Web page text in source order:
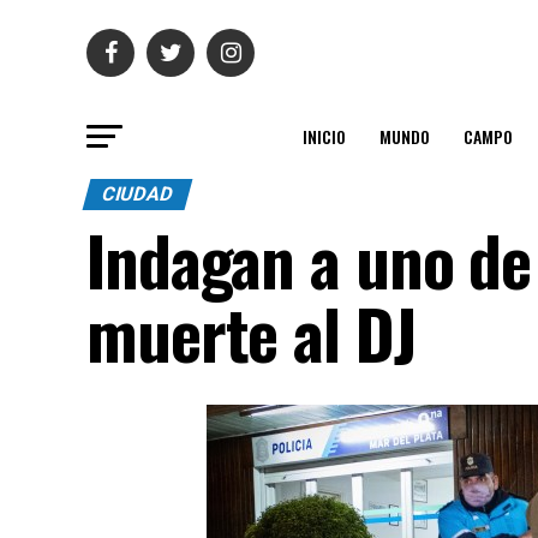
INICIO MUNDO CAMPO
CIUDAD
Indagan a uno
muerte al DJ